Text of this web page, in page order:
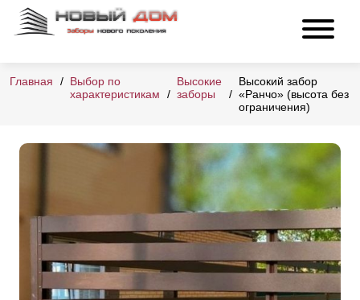
Главная
Выбор по
характеристикам
Высокие
заборы
Высокий забор
«Ранчо» (высота без
ограничения)